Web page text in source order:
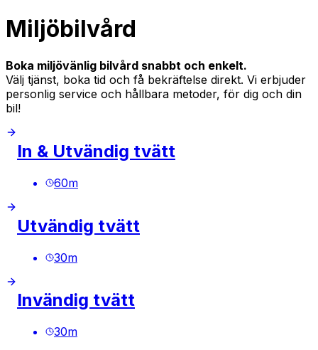
Miljöbilvård
Boka miljövänlig bilvård snabbt och enkelt.
Välj tjänst, boka tid och få bekräftelse direkt. Vi erbjuder
personlig service och hållbara metoder, för dig och din
bil!
In & Utvändig tvätt
60m
Utvändig tvätt
30m
Invändig tvätt
30m